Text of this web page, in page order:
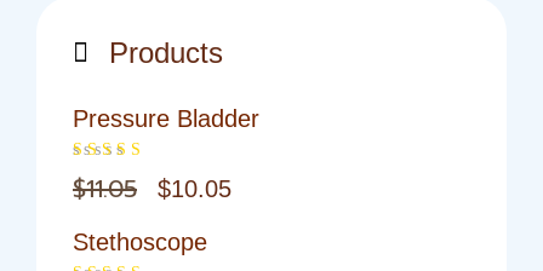
Products
Pressure Bladder
Rated4.00
$11.05 Original
was:
$10.05Current
Stethoscope